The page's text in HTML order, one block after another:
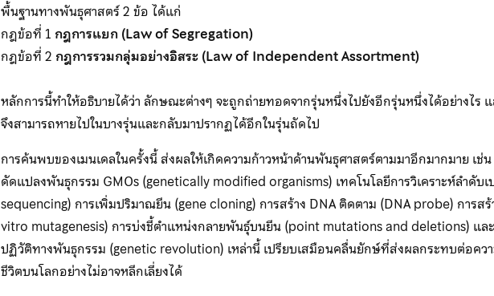
พื้นฐานทางพันธุศาสตร์ 2 ข้อ ได้แก่
กฎข้อที่ 1 กฎการแยก (Law of Segregation)
กฎข้อที่ 2 กฎการรวมกลุ่มอย่างอิสระ (Law of Independent Assortment)
หลักการนี้ทำให้อธิบายได้ว่า ลักษณะต่างๆ จะถูกถ่ายทอดจากรุ่นหนึ่งไปยังอีกรุ่นหนึ่งได้อย่างไร
จึงสามารถหายไปในบางรุ่นและกลับมาปรากฏได้อีกในรุ่นถัดไป
การค้นพบของเมนเดลในครั้งนี้ ส่งผลให้เกิดความก้าวหน้าด้านพันธุศาสตร์ตามมาอีกมากมาย เช่
ดัดแปลงพันธุกรรม GMOs (genetically modified organisms) เทคโนโลยีการวิเคราะห์ลำดับ
sequencing) การเพิ่มปริมาณยีน (gene cloning) การสร้าง DNA ติดตาม (DNA probe) การส
vitro mutagenesis) การบ่งชี้ตำแหน่งกลายพันธุ์บนยีน (point mutations and deletions) แล
ปฏิวัติทางพันธุกรรม (genetic revolution) เหล่านี้ เปรียบเสมือนคลื่นยักษ์ที่ส่งผลกระทบต่อคว
ชีวิตบนโลกอย่างไม่อาจหลีกเลี่ยงได้